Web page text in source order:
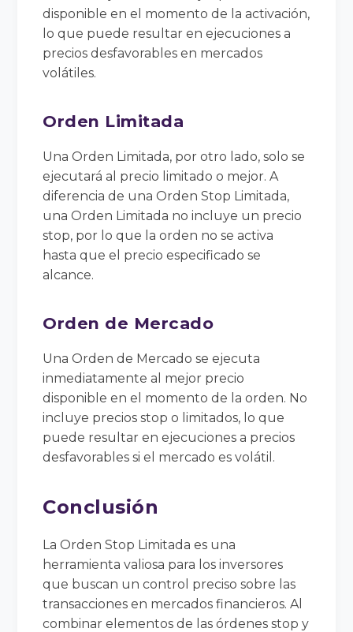
disponible en el momento de la activación,
lo que puede resultar en ejecuciones a
precios desfavorables en mercados
volátiles.
Orden Limitada
Una Orden Limitada, por otro lado, solo se
ejecutará al precio limitado o mejor. A
diferencia de una Orden Stop Limitada,
una Orden Limitada no incluye un precio
stop, por lo que la orden no se activa
hasta que el precio especificado se
alcance.
Orden de Mercado
Una Orden de Mercado se ejecuta
inmediatamente al mejor precio
disponible en el momento de la orden. No
incluye precios stop o limitados, lo que
puede resultar en ejecuciones a precios
desfavorables si el mercado es volátil.
Conclusión
La Orden Stop Limitada es una
herramienta valiosa para los inversores
que buscan un control preciso sobre las
transacciones en mercados financieros. Al
combinar elementos de las órdenes stop y